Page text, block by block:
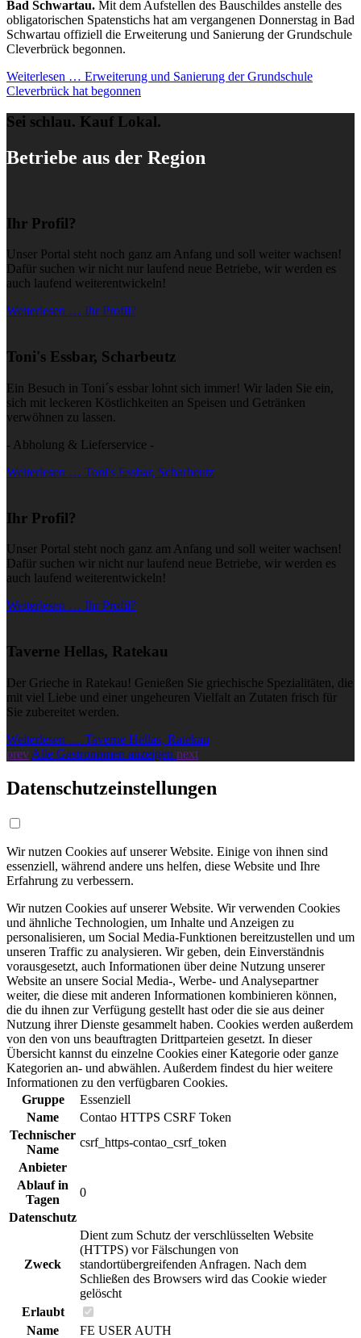
Bad Schwartau. Mit dem Aufstellen des Bauschildes anstelle des
obligatorischen Spatenstichs hat am vergangenen Donnerstag in Bad
Schwartau offiziell die Erweiterung und Sanierung der Grundschule
Cleverbrück begonnen.
Weiterlesen … Erweiterung und Sanierung der Grundschule
Cleverbrück hat begonnen
Sei schlau. Kauf Lokal.
Betriebe aus der Region
Ihr Profil?
Unser Portal steht noch ganz am Anfang und soll weiter wachsen!
Dafür suchen wir nicht nur laufend neue Betriebe, wir werden es
auch laufend weiterentwickeln!
Weiterlesen … Ihr Profil?
Toni's Essbar, Scharbeutz
Ein Besuch in Toni´s essbar lohnt sich immer! Wir laden Sie ein,
sich mit leckeren Köstlichkeiten an Speisen und Getränken
verwöhnen zu lassen.
- Abholung & Lieferservice -
Weiterlesen … Toni's Essbar, Scharbeutz
Ihr Profil?
Unser Portal steht noch ganz am Anfang und soll weiter wachsen!
Dafür suchen wir nicht nur laufend neue Betriebe, wir werden es
auch laufend weiterentwickeln!
Weiterlesen … Ihr Profil?
Taverne Hellas, Ratekau
Der Grieche in Ratekau! Genießen Sie griechische Spezialitäten, die
mit viel Liebe und einer ungeheuren Vielfalt an Zutaten frisch für
Sie zubereitet werden.
Weiterlesen … Taverne Hellas, Ratekau
prev Alle Gastronomen anzeigen next
Datenschutzeinstellungen
Wir nutzen Cookies auf unserer Website. Einige von ihnen sind
essenziell, während andere uns helfen, diese Website und Ihre
Erfahrung zu verbessern.
Wir nutzen Cookies auf unserer Website. Wir verwenden Cookies
und ähnliche Technologien, um Inhalte und Anzeigen zu
personalisieren, um Social Media-Funktionen bereitzustellen und um
unseren Traffic zu analysieren. Wir geben, dein Einverständnis
vorausgesetzt, auch Informationen über deine Nutzung unserer
Website an unsere Social Media-, Werbe- und Analysepartner
weiter, die diese mit anderen Informationen kombinieren können,
die du ihnen zur Verfügung gestellt hast oder die sie aus deiner
Nutzung ihrer Dienste gesammelt haben. Cookies werden außerdem
von den von uns beauftragten Drittparteien gesetzt. In dieser
Übersicht kannst du einzelne Cookies einer Kategorie oder ganze
Kategorien an- und abwählen. Außerdem findest du hier weitere
Informationen zu den verfügbaren Cookies.
Gruppe
Essenziell
Name
Contao HTTPS CSRF Token
Technischer
Name
csrf_https-contao_csrf_token
Anbieter
Ablauf in
Tagen
0
Datenschutz
Zweck
Dient zum Schutz der verschlüsselten Website
(HTTPS) vor Fälschungen von
standortübergreifenden Anfragen. Nach dem
Schließen des Browsers wird das Cookie wieder
gelöscht
Erlaubt
Name
FE USER AUTH